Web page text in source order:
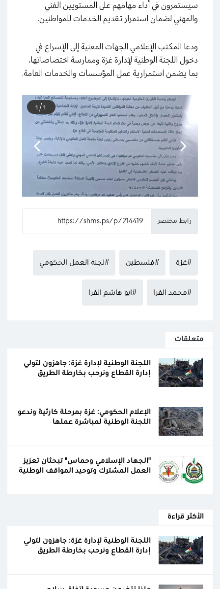
سيستمرون في أداء مهامهم على المستويين الفني
والمهني لضمان استمرار تقديم الخدمات للمواطنين.
ودعا المكتب الإعلامي الجهات المعنية إلى الإسراع في
دخول اللجنة الوطنية لإدارة غزة وممارسة اختصاصاتها،
بما يضمن استمرارية عمل المؤسسات والخدمات العامة.
1
/
1
رابط مختصر
#غزة #فلسطين #لجنة العمل الحكومي
#محمد الفرا #ابو هاشم الفرا
متعلقات
اللجنة الوطنية لإدارة غزة: جاهزون لتولي
إدارة القطاع ونرحب بخارطة الطريق
الإعلام الحكومي: غزة بمرحلة كارثية وندعو
اللجنة الوطنية لمباشرة عملها
"الجهاد الإسلامي وحماس" تبحثان تعزيز
العمل المشترك وتوحيد المواقف الوطنية
الأكثر قراءة
اللجنة الوطنية لإدارة غزة: جاهزون لتولي
إدارة القطاع ونرحب بخارطة الطريق